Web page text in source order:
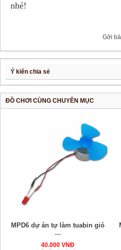
nhé!
Gởi
Ý kiến chia sẻ
ĐỒ CHƠI CÙNG CHUYÊN MỤC
MPD6 dự án tự làm tuabin gió
...
40.000 VNĐ